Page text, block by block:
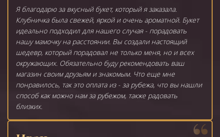
Я благодарю за вкусный букет, который я заказала.
Клубничка была свежей, яркой и очень ароматной. Букет
идеально подходил для нашего случая - порадовать
нашу мамочку на расстоянии. Вы создали настоящий
шедевр, который порадовал не только меня, но и всех
окружающих. Обязательно буду рекомендовать ваш
магазин своим друзьям и знакомым. Что еще мне
понравилось, так это оплата из - за рубежа, что вы нашли
способ как можно нам за рубежом, также радовать
близких.